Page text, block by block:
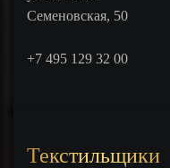
Семеновская, 50
+7 495 129 32 00
Текстильщики